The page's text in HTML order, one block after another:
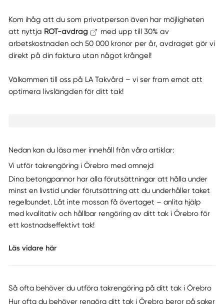
Kom ihåg att du som privatperson även har möjligheten
att nyttja ROT-avdrag
med upp till 30% av
arbetskostnaden och 50 000 kronor per år, avdraget gör vi
direkt på din faktura utan något krångel!
Välkommen till oss på LA Takvård – vi ser fram emot att
optimera livslängden för ditt tak!
Nedan kan du läsa mer innehåll från våra artiklar:
Vi utför takrengöring i Örebro med omnejd
Dina betongpannor har alla förutsättningar att hålla under
minst en livstid under förutsättning att du underhåller taket
regelbundet. Låt inte mossan få övertaget – anlita hjälp
med kvalitativ och hållbar rengöring av ditt tak i Örebro för
ett kostnadseffektivt tak!
Läs vidare här
Så ofta behöver du utföra takrengöring på ditt tak i Örebro
Hur ofta du behöver rengöra ditt tak i Örebro beror på saker